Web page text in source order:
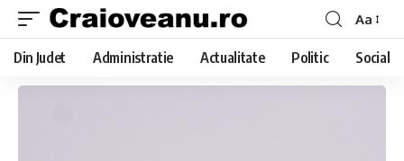
Aa
Din Judet Administratie Actualitate Politic Social